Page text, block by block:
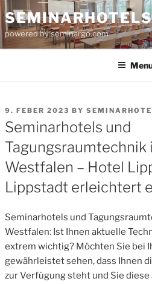
Skip
to
content
SEMINARHOTELS
powered by seminargo.com
POSTED
ON
9. FEBER 2023 BY
Seminarhotels und
Tagungsraumtechnik
Westfalen – Hotel
Lippstadt erleichtert
Seminarhotels und
Westfalen: Ist Ihnen aktuelle
extrem wichtig? Möchten Sie bei
gewährleistet sehen, dass Ihnen
zur Verfügung steht und Sie